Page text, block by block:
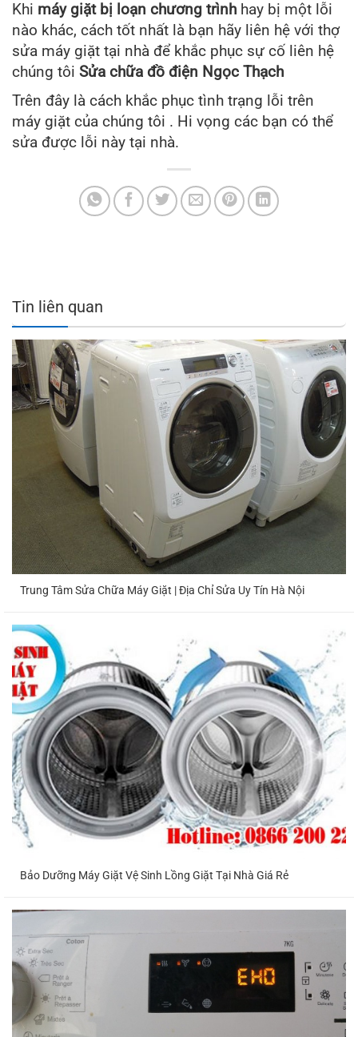
Khi máy giặt bị loạn chương trình hay bị một lỗi
nào khác, cách tốt nhất là bạn hãy liên hệ với thợ
sửa máy giặt tại nhà để khắc phục sự cố liên hệ
chúng tôi Sửa chữa đồ điện Ngọc Thạch
Trên đây là cách khắc phục tình trạng lỗi trên
máy giặt của chúng tôi . Hi vọng các bạn có thể
sửa được lỗi này tại nhà.
Tin liên quan
Trung Tâm Sửa Chữa Máy Giặt | Địa Chỉ Sửa Uy Tín Hà Nội
Bảo Dưỡng Máy Giặt Vệ Sinh Lồng Giặt Tại Nhà Giá Rẻ